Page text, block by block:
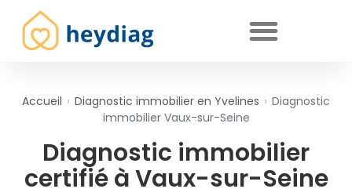
Accueil › Diagnostic immobilier en Yvelines › Diagnostic
immobilier Vaux-sur-Seine
Diagnostic immobilier
certifié à Vaux-sur-Seine